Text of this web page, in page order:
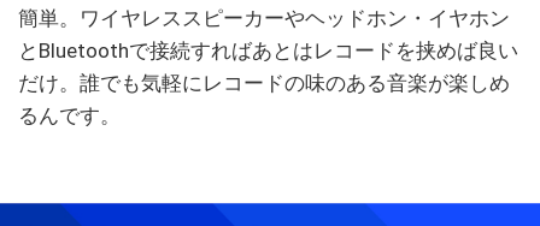
簡単。ワイヤレススピーカーやヘッドホン・イヤホン
とBluetoothで接続すればあとはレコードを挟めば良い
だけ。誰でも気軽にレコードの味のある音楽が楽しめ
るんです。